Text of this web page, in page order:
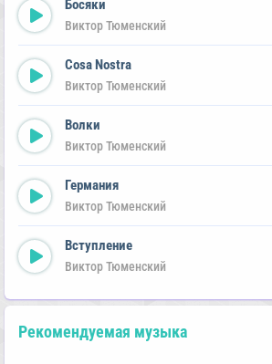
Босяки
Виктор Тюменский
Cosa Nostra
Виктор Тюменский
Волки
Виктор Тюменский
Германия
Виктор Тюменский
Вступление
Виктор Тюменский
Рекомендуемая музыка